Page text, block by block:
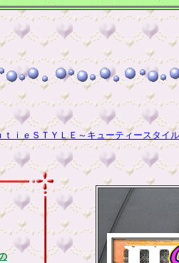
ｉｅＳＴＹＬＥ～キューティースタイ